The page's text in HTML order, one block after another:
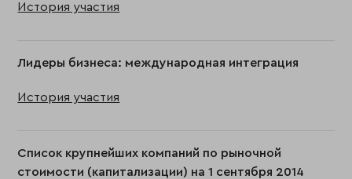
История участия
Лидеры бизнеса: международная интеграция
История участия
Список крупнейших компаний по рыночной
стоимости (капитализации) на 1 сентября 2014